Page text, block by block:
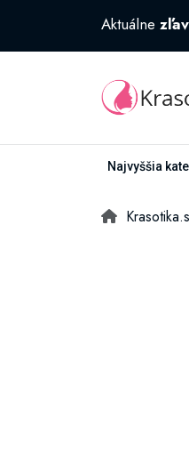
Aktuálne
Najvyššia